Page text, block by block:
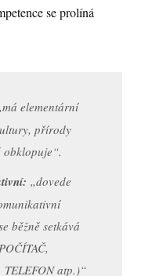
se prolíná
elementární
přírody
„dovede
běžně setkává
atp.)“